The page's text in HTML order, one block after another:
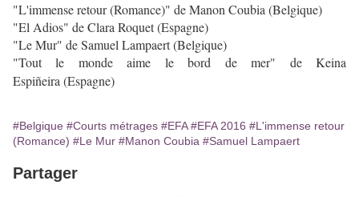
"L'immense retour (Romance)" de Manon Coubia (Belgique)
"El Adios" de Clara Roquet (Espagne)
"Le Mur" de Samuel Lampaert (Belgique)
"Tout le monde aime le bord de mer" de
Keina
Espiñeira (Espagne)
#Belgique #Courts métrages #EFA #EFA 2016 #L'immense retour
(Romance) #Le Mur #Manon Coubia #Samuel Lampaert
Partager